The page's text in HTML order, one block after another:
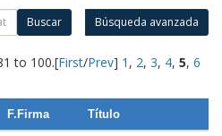
Buscar Búsqueda avanzada
to 100.[First/Prev] 1 , 2, 3, 4, 5, 6
F.Firma Título